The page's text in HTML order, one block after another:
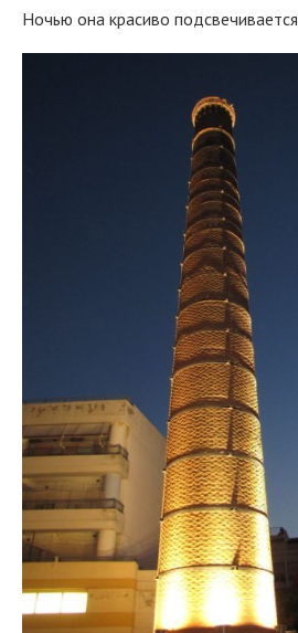
Ночью она красиво подсвечивается